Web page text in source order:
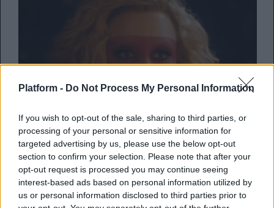
Platform - Do Not Process My Personal Information
If you wish to opt-out of the sale, sharing to third parties, or
processing of your personal or sensitive information for
targeted advertising by us, please use the below opt-out
section to confirm your selection. Please note that after your
opt-out request is processed you may continue seeing
interest-based ads based on personal information utilized by
us or personal information disclosed to third parties prior to
Η Mia Goth μεταμορφώνεται στη
MaXXXine και μας μεταφέρει στο
Los Angeles των ’80s στο
πολυαναμενόμενο φινάλε της